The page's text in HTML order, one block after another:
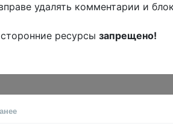
удалять комментарии и
ресурсы запрещено!